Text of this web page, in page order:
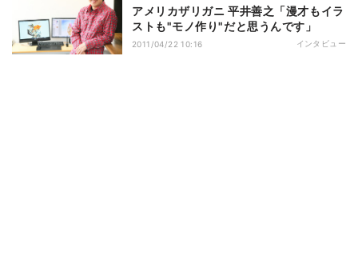
アメリカザリガニ 平井善之「漫才もイラ
ストも"モノ作り"だと思うんです」
2011/04/22 10:16 インタビュー